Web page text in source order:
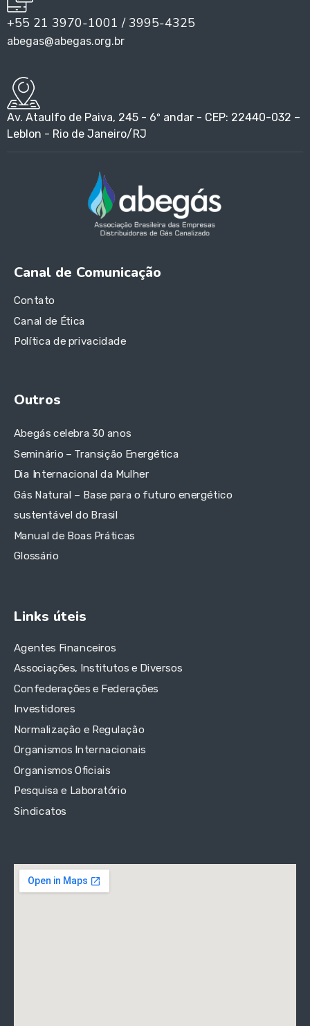
+55 21 3970-1001 / 3995-4325
abegas@abegas.org.br
Av. Ataulfo de Paiva, 245 - 6º andar - CEP: 22440-032 –
Leblon - Rio de Janeiro/RJ
Canal de Comunicação
Contato
Canal de Ética
Política de privacidade
Outros
Abegás celebra 30 anos
Seminário – Transição Energética
Dia Internacional da Mulher
Gás Natural – Base para o futuro energético
sustentável do Brasil
Manual de Boas Práticas
Glossário
Links úteis
Agentes Financeiros
Associações, Institutos e Diversos
Confederações e Federações
Investidores
Normalização e Regulação
Organismos Internacionais
Organismos Oficiais
Pesquisa e Laboratório
Sindicatos